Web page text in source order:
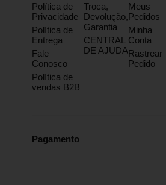
Política de
Privacidade
Política de
Entrega
Fale
Conosco
Política de
vendas B2B
Troca,
Devolução,
Garantia
CENTRAL
DE AJUDA
Meus
Pedidos
Minha
Conta
Rastrear
Pedido
Pagamento